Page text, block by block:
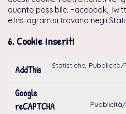
quanto possibile. Facebook,
e Instagram si trovano negli Stati
6. Cookie inseriti
AddThis
Statistiche,
Google
reCAPTCHA